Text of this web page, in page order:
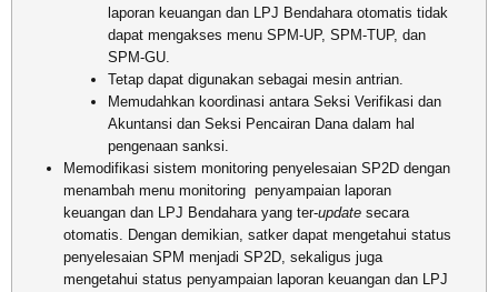
laporan keuangan dan LPJ Bendahara otomatis tidak
dapat mengakses menu SPM-UP, SPM-TUP, dan
SPM-GU.
Tetap dapat digunakan sebagai mesin antrian.
Memudahkan koordinasi antara Seksi Verifikasi dan
Akuntansi dan Seksi Pencairan Dana dalam hal
pengenaan sanksi.
Memodifikasi sistem monitoring penyelesaian SP2D dengan
menambah menu monitoring penyampaian laporan
keuangan dan LPJ Bendahara yang ter-update secara
otomatis. Dengan demikian, satker dapat mengetahui status
penyelesaian SPM menjadi SP2D, sekaligus juga
mengetahui status penyampaian laporan keuangan dan LPJ